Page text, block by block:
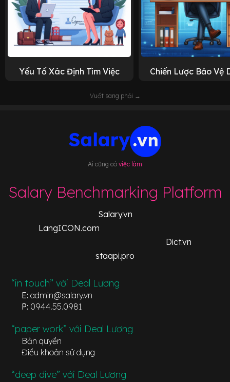
Yếu Tố Xác Định Tìm Việc Chiến Lược Bảo Vệ
Vuốt sang phải →
Ai cũng có việc làm
Salary Benchmarking Platform
Salary.vn
LangICON.com
Dict.vn
staapi.pro
“in touch” với Deal Lương
E: admin@salary.vn
P: 0944.55.0981
“paper work” với Deal Lương
Bản quyền
Điều khoản sử dụng
“deep dive” với Deal Lương